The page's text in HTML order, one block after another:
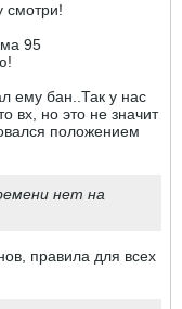
смотри!
95
ему бан..Так у нас
вх, но это не значит
положением
нет на
правила для всех